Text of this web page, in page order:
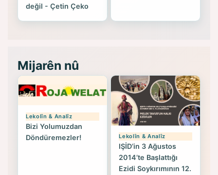
değil - Çetin Çeko
Mijarên nû
Lekolîn & Analîz
Bizi Yolumuzdan
Döndüremezler!
Lekolîn & Analîz
IŞİD’in 3 Ağustos
2014’te Başlattığı
Ezidi Soykırımının 12.